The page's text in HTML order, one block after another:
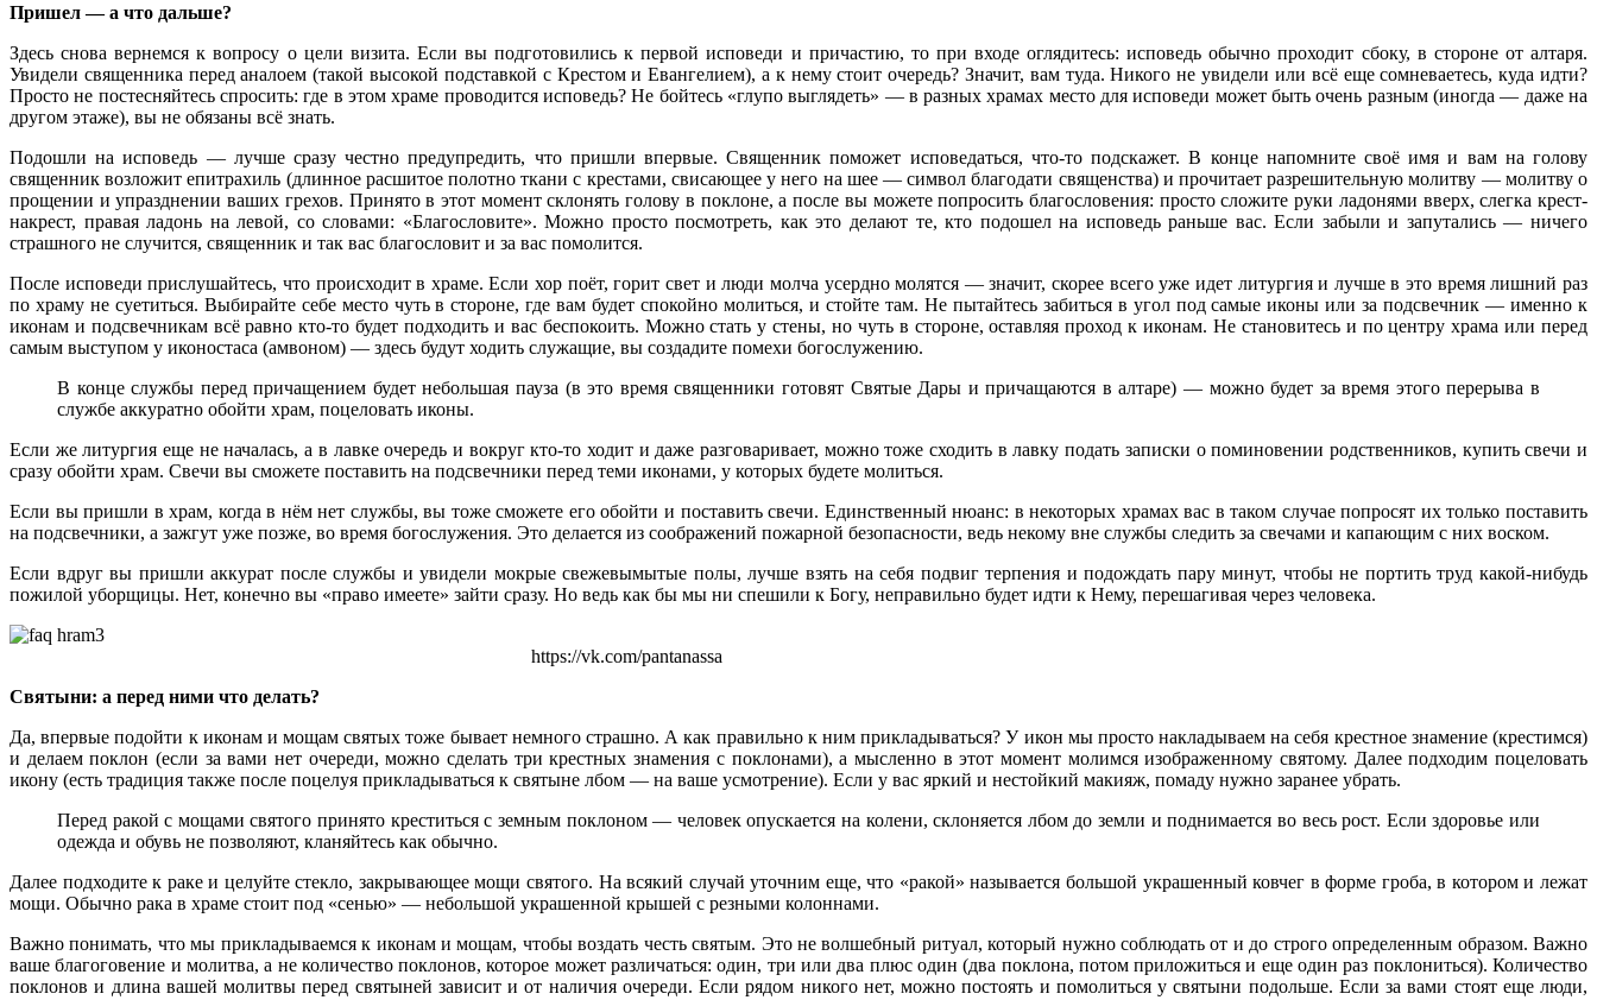
Пришел — а что дальше?
Здесь снова вернемся к вопросу о цели визита. Если вы подготовились к первой исповеди и причастию, то при входе оглядитесь: исповедь обычно проходит сбоку, в стороне от алтаря.
Увидели священника перед аналоем (такой высокой подставкой с Крестом и Евангелием), а к нему стоит очередь? Значит, вам туда. Никого не увидели или всё еще сомневаетесь, куда идти?
Просто не постесняйтесь спросить: где в этом храме проводится исповедь? Не бойтесь «глупо выглядеть» — в разных храмах место для исповеди может быть очень разным (иногда — даже на
другом этаже), вы не обязаны всё знать.
Подошли на исповедь — лучше сразу честно предупредить, что пришли впервые. Священник поможет исповедаться, что-то подскажет. В конце напомните своё имя и вам на голову
священник возложит епитрахиль (длинное расшитое полотно ткани с крестами, свисающее у него на шее — символ благодати священства) и прочитает разрешительную молитву — молитву о
прощении и упразднении ваших грехов. Принято в этот момент склонять голову в поклоне, а после вы можете попросить благословения: просто сложите руки ладонями вверх, слегка крест-
накрест, правая ладонь на левой, со словами: «Благословите». Можно просто посмотреть, как это делают те, кто подошел на исповедь раньше вас. Если забыли и запутались — ничего
страшного не случится, священник и так вас благословит и за вас помолится.
После исповеди прислушайтесь, что происходит в храме. Если хор поёт, горит свет и люди молча усердно молятся — значит, скорее всего уже идет литургия и лучше в это время лишний раз
по храму не суетиться. Выбирайте себе место чуть в стороне, где вам будет спокойно молиться, и стойте там. Не пытайтесь забиться в угол под самые иконы или за подсвечник — именно к
иконам и подсвечникам всё равно кто-то будет подходить и вас беспокоить. Можно стать у стены, но чуть в стороне, оставляя проход к иконам. Не становитесь и по центру храма или перед
самым выступом у иконостаса (амвоном) — здесь будут ходить служащие, вы создадите помехи богослужению.
В конце службы перед причащением будет небольшая пауза (в это время священники готовят Святые Дары и причащаются в алтаре) — можно будет за время этого перерыва в
службе аккуратно обойти храм, поцеловать иконы.
Если же литургия еще не началась, а в лавке очередь и вокруг кто-то ходит и даже разговаривает, можно тоже сходить в лавку подать записки о поминовении родственников, купить свечи и
сразу обойти храм. Свечи вы сможете поставить на подсвечники перед теми иконами, у которых будете молиться.
Если вы пришли в храм, когда в нём нет службы, вы тоже сможете его обойти и поставить свечи. Единственный нюанс: в некоторых храмах вас в таком случае попросят их только поставить
на подсвечники, а зажгут уже позже, во время богослужения. Это делается из соображений пожарной безопасности, ведь некому вне службы следить за свечами и капающим с них воском.
Если вдруг вы пришли аккурат после службы и увидели мокрые свежевымытые полы, лучше взять на себя подвиг терпения и подождать пару минут, чтобы не портить труд какой-нибудь
пожилой уборщицы. Нет, конечно вы «право имеете» зайти сразу. Но ведь как бы мы ни спешили к Богу, неправильно будет идти к Нему, перешагивая через человека.
https://vk.com/pantanassa
Святыни: а перед ними что делать?
Да, впервые подойти к иконам и мощам святых тоже бывает немного страшно. А как правильно к ним прикладываться? У икон мы просто накладываем на себя крестное знамение (крестимся)
и делаем поклон (если за вами нет очереди, можно сделать три крестных знамения с поклонами), а мысленно в этот момент молимся изображенному святому. Далее подходим поцеловать
икону (есть традиция также после поцелуя прикладываться к святыне лбом — на ваше усмотрение). Если у вас яркий и нестойкий макияж, помаду нужно заранее убрать.
Перед ракой с мощами святого принято креститься с земным поклоном — человек опускается на колени, склоняется лбом до земли и поднимается во весь рост. Если здоровье или
одежда и обувь не позволяют, кланяйтесь как обычно.
Далее подходите к раке и целуйте стекло, закрывающее мощи святого. На всякий случай уточним еще, что «ракой» называется большой украшенный ковчег в форме гроба, в котором и лежат
мощи. Обычно рака в храме стоит под «сенью» — небольшой украшенной крышей с резными колоннами.
Важно понимать, что мы прикладываемся к иконам и мощам, чтобы воздать честь святым. Это не волшебный ритуал, который нужно соблюдать от и до строго определенным образом. Важно
ваше благоговение и молитва, а не количество поклонов, которое может различаться: один, три или два плюс один (два поклона, потом приложиться и еще один раз поклониться). Количество
поклонов и длина вашей молитвы перед святыней зависит и от наличия очереди. Если рядом никого нет, можно постоять и помолиться у святыни подольше. Если за вами стоят еще люди,